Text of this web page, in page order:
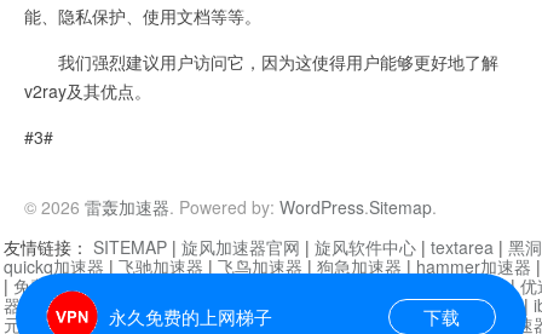
能、隐私保护、使用文档等等。
我们强烈建议用户访问它，因为这使得用户能够更好地了解
v2ray及其优点。
#3#
© 2026 雷轰加速器. Powered by: WordPress.Sitemap.
永久免费的上网梯子 下载
友情链接： SITEMAP | 旋风加速器官网 | 旋风软件中心 | textarea | 黑
quickq加速器 | 飞驰加速器 | 飞鸟加速器 | 狗急加速器 | hammer加速器
| 免费vqn加速外网 迷雾通|优
器| 快柠檬加速器 |黑洞加速 |falemon 快橙加速器|anycast加速器 |
元机场加速器 |一元机场|老王加速器 | 白石山|
小牛加速